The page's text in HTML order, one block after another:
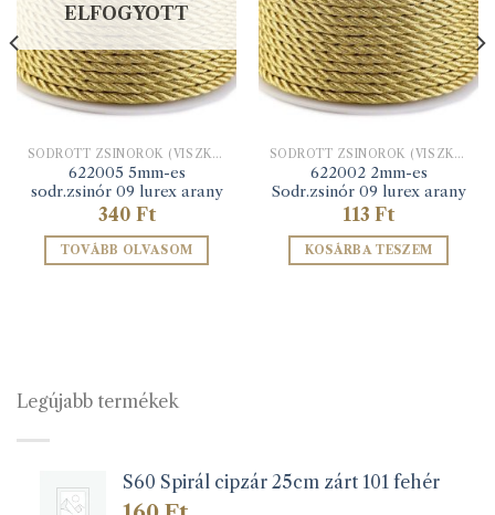
ELFOGYOTT
SODROTT ZSINÓROK (VISZKÓZ ÉS LUREX)
622005 5mm-es
sodr.zsinór 09 lurex arany
340 Ft
TOVÁBB OLVASOM
SODROTT ZSINÓROK (VISZKÓZ ÉS LUREX)
622002 2mm-es
Sodr.zsinór 09 lurex arany
113 Ft
KOSÁRBA TESZEM
Legújabb termékek
S60 Spirál cipzár 25cm zárt 101 fehér